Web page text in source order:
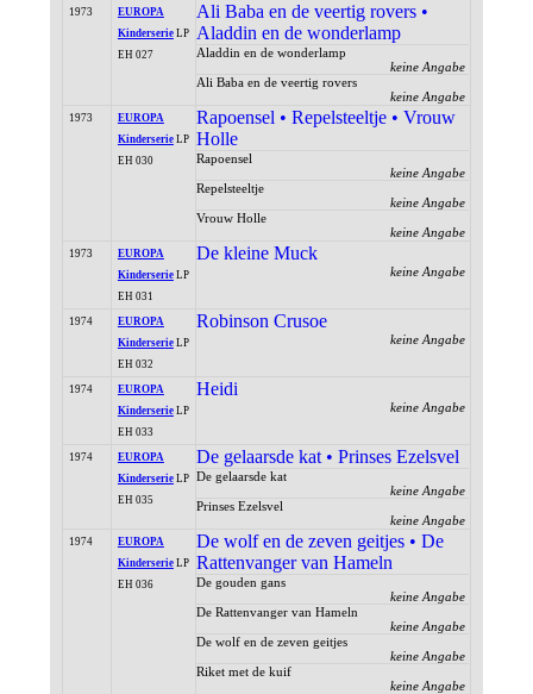
1973
EUROPA
Kinderserie LP
EH 027
Ali Baba en de veertig rovers •
Aladdin en de wonderlamp
Aladdin en de wonderlamp
keine Angabe
Ali Baba en de veertig rovers
keine Angabe
1973
EUROPA
Kinderserie LP
EH 030
Rapoensel • Repelsteeltje • Vrouw
Holle
Rapoensel
keine Angabe
Repelsteeltje
keine Angabe
Vrouw Holle
keine Angabe
1973
EUROPA
Kinderserie LP
EH 031
De kleine Muck
keine Angabe
1974
EUROPA
Kinderserie LP
EH 032
Robinson Crusoe
keine Angabe
1974
EUROPA
Kinderserie LP
EH 033
Heidi
keine Angabe
1974
EUROPA
Kinderserie LP
EH 035
De gelaarsde kat • Prinses Ezelsvel
De gelaarsde kat
keine Angabe
Prinses Ezelsvel
keine Angabe
1974
EUROPA
Kinderserie LP
EH 036
De wolf en de zeven geitjes • De
Rattenvanger van Hameln
De gouden gans
keine Angabe
De Rattenvanger van Hameln
keine Angabe
De wolf en de zeven geitjes
keine Angabe
Riket met de kuif
keine Angabe